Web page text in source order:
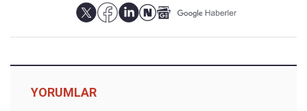
YORUMLAR